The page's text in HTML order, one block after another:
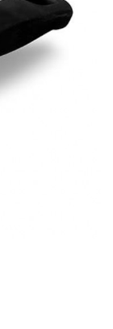
28
ocio: 42,56€